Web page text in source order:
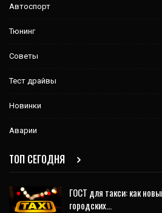
Автоспорт
Тюнинг
Советы
Тест драйвы
Новинки
Аварии
ТОП СЕГОДНЯ
ГОСТ для такси: как
городских…